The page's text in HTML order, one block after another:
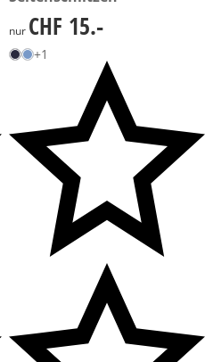
CHF 15.-
nur CHF 15.-
+1